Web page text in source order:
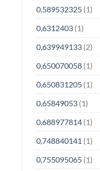
0,589532325(1)
0,6312403(1)
0,639949133(2)
0,650070058(1)
0,650831205(1)
0,65849053(1)
0,688977814(1)
0,748840141 (1)
0,755095065(1)